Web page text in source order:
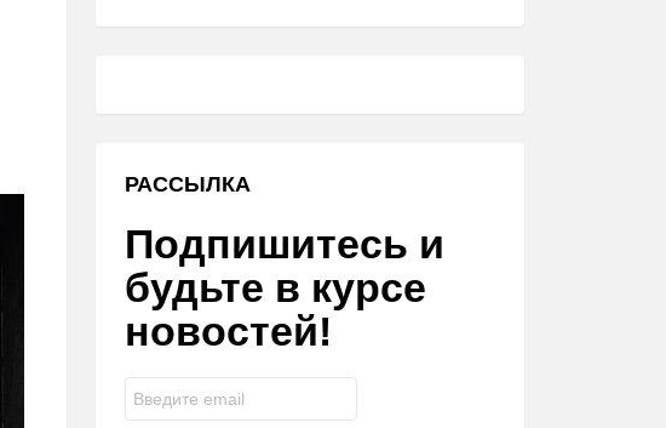
РАССЫЛКА
Подпишитесь и
будьте в курсе
новостей!